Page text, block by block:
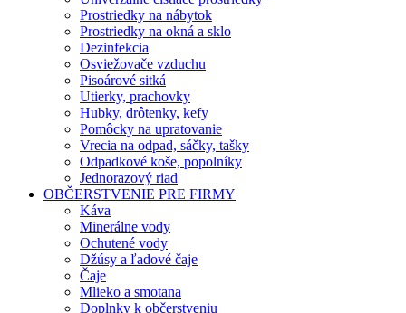
Prostriedky na nábytok
Prostriedky na okná a sklo
Dezinfekcia
Osviežovače vzduchu
Pisoárové sitká
Utierky, prachovky
Hubky, drôtenky, kefy
Pomôcky na upratovanie
Vrecia na odpad, sáčky, tašky
Odpadkové koše, popolníky
Jednorazový riad
OBČERSTVENIE PRE FIRMY
Káva
Minerálne vody
Ochutené vody
Džúsy a ľadové čaje
Čaje
Mlieko a smotana
Doplnky k občerstveniu